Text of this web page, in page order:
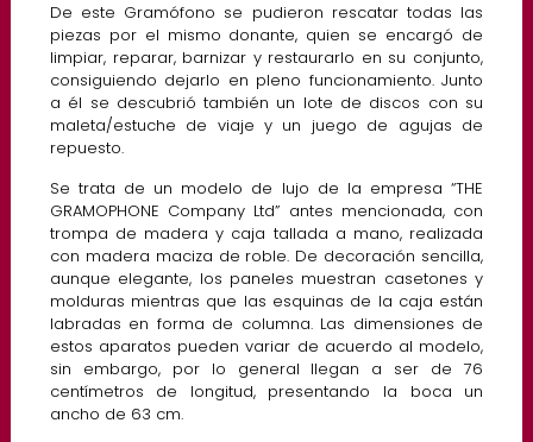
De este Gramófono se pudieron rescatar todas las
piezas por el mismo donante, quien se encargó de
limpiar, reparar, barnizar y restaurarlo en su conjunto,
consiguiendo dejarlo en pleno funcionamiento. Junto
a él se descubrió también un lote de discos con su
maleta/estuche de viaje y un juego de agujas de
repuesto.
Se trata de un modelo de lujo de la empresa “THE
GRAMOPHONE Company Ltd” antes mencionada, con
trompa de madera y caja tallada a mano, realizada
con madera maciza de roble. De decoración sencilla,
aunque elegante, los paneles muestran casetones y
molduras mientras que las esquinas de la caja están
labradas en forma de columna. Las dimensiones de
estos aparatos pueden variar de acuerdo al modelo,
sin embargo, por lo general llegan a ser de 76
centímetros de longitud, presentando la boca un
ancho de 63 cm.